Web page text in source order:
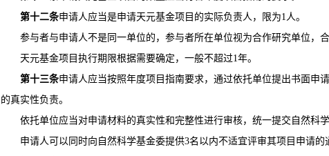
第十二条申请人应当是申请天元基金项目的实际负责人，限为1人。
参与者与申请人不是同一单位的，参与者所在单位视为合作研究单位，
天元基金项目执行期限根据需要确定，一般不超过1年。
第十三条申请人应当按照年度项目指南要求，通过依托单位提出书面申
的真实性负责。
依托单位应当对申请材料的真实性和完整性进行审核，统一提交自然科学
申请人可以同时向自然科学基金委提供3名以内不适宜评审其项目申请的